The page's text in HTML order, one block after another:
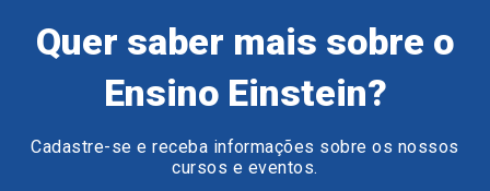
Quer saber mais sobre o
Ensino Einstein?
Cadastre-se e receba informações sobre os nossos
cursos e eventos.